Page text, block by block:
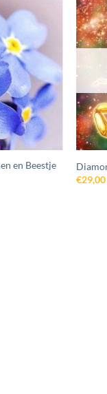
Toevoegen
wenslijst
en Beestje
€29,00